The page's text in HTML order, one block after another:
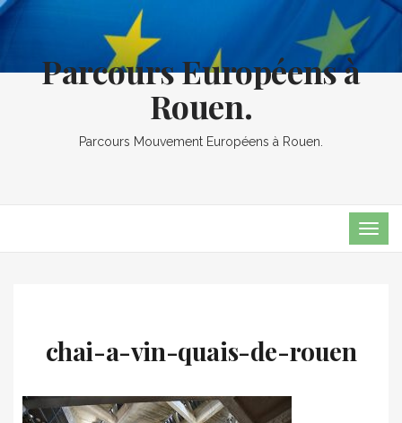
Parcours Européens à
Rouen.
Parcours Mouvement Européens à Rouen.
chai-a-vin-quais-de-rouen